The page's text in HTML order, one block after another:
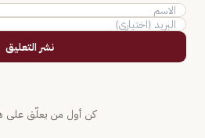
نشر التعليق
كن أول من يعلّق على